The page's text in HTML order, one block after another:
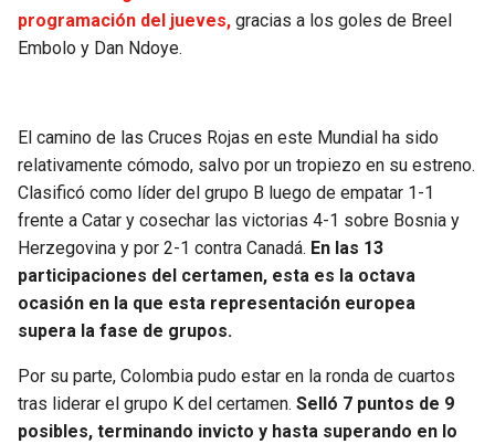
programación del jueves, gracias a los goles de Breel
Embolo y Dan Ndoye.
El camino de las Cruces Rojas en este Mundial ha sido
relativamente cómodo, salvo por un tropiezo en su estreno.
Clasificó como líder del grupo B luego de empatar 1-1
frente a Catar y cosechar las victorias 4-1 sobre Bosnia y
Herzegovina y por 2-1 contra Canadá. En las 13
participaciones del certamen, esta es la octava
ocasión en la que esta representación europea
supera la fase de grupos.
Por su parte, Colombia pudo estar en la ronda de cuartos
tras liderar el grupo K del certamen. Selló 7 puntos de 9
posibles, terminando invicto y hasta superando en lo